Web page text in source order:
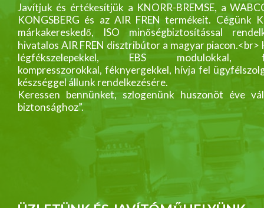
Javítjuk és értékesítjük a KNORR-BREMSE, a
KONGSBERG és az AIR FREN termékeit. Cégünk
márkakereskedő, ISO minőségbiztosítással
hivatalos AIR FREN disztribútor a magyar piacon.<br>
légfékszelepekkel, EBS modulokkal,
kompresszorokkal, féknyergekkel, hívja fel
készséggel állunk rendelkezésére.
Keressen bennünket, szlogenünk huszonöt éve
biztonsághoz”.